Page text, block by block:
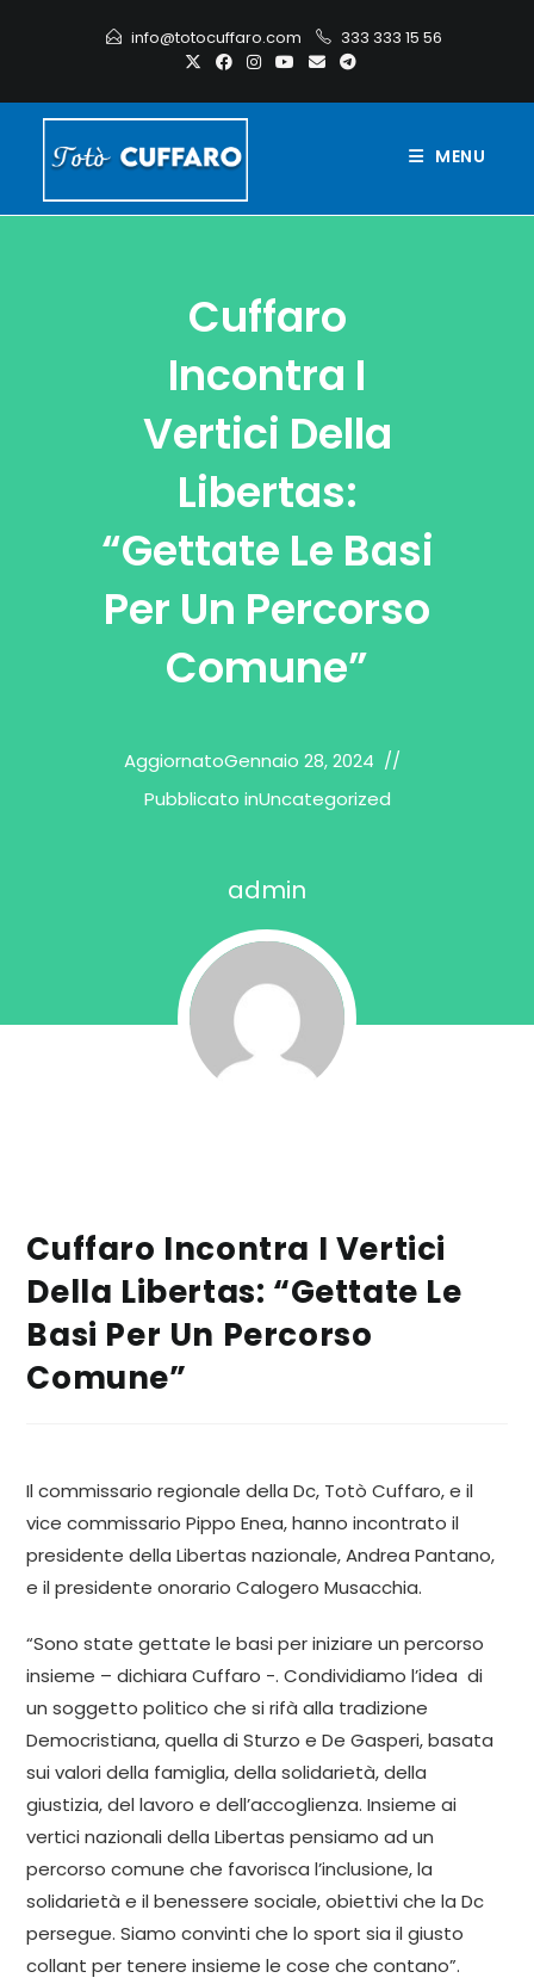
info@totocuffaro.com 333 333 15 56
MENU
Cuffaro
Incontra I
Vertici Della
Libertas:
“Gettate Le Basi
Per Un Percorso
Comune”
AggiornatoGennaio 28, 2024
Pubblicato inUncategorized
admin
Cuffaro Incontra I Vertici
Della Libertas: “Gettate Le
Basi Per Un Percorso
Comune”
Il commissario regionale della Dc, Totò Cuffaro, e il
vice commissario Pippo Enea, hanno incontrato il
presidente della Libertas nazionale, Andrea Pantano,
e il presidente onorario Calogero Musacchia.
“Sono state gettate le basi per iniziare un percorso
insieme – dichiara Cuffaro -. Condividiamo l’idea di
un soggetto politico che si rifà alla tradizione
Democristiana, quella di Sturzo e De Gasperi, basata
sui valori della famiglia, della solidarietà, della
giustizia, del lavoro e dell’accoglienza. Insieme ai
vertici nazionali della Libertas pensiamo ad un
percorso comune che favorisca l’inclusione, la
solidarietà e il benessere sociale, obiettivi che la Dc
persegue. Siamo convinti che lo sport sia il giusto
collant per tenere insieme le cose che contano”.